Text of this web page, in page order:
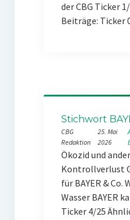
der CBG Ticker
Beiträge: Ticker
Stichwort
CBG
Redaktion
25. Mai
2026
Ökozid und
Kontrollverlust
für BAYER & Co.
Wasser BAYER
Ticker 4/25